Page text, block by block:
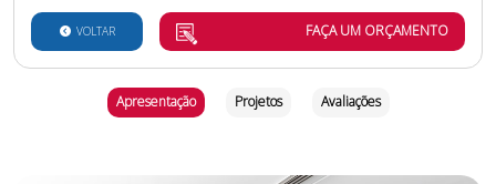
VOLTAR FAÇA UM ORÇAMENTO
Apresentação Projetos Avaliações